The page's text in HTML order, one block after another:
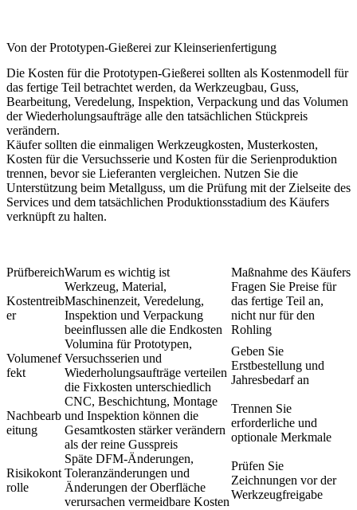
Von der Prototypen-Gießerei zur Kleinserienfertigung
Die Kosten für die Prototypen-Gießerei sollten als Kostenmodell für
das fertige Teil betrachtet werden, da Werkzeugbau, Guss,
Bearbeitung, Veredelung, Inspektion, Verpackung und das Volumen
der Wiederholungsaufträge alle den tatsächlichen Stückpreis
verändern.
Käufer sollten die einmaligen Werkzeugkosten, Musterkosten,
Kosten für die Versuchsserie und Kosten für die Serienproduktion
trennen, bevor sie Lieferanten vergleichen. Nutzen Sie die
Unterstützung beim Metallguss, um die Prüfung mit der Zielseite des
Services und dem tatsächlichen Produktionsstadium des Käufers
verknüpft zu halten.
PrüfbereichWarum es wichtig ist Maßnahme des Käufers
Kostentreib
er
Werkzeug, Material,
Maschinenzeit, Veredelung,
Inspektion und Verpackung
beeinflussen alle die Endkosten
Fragen Sie Preise für
das fertige Teil an,
nicht nur für den
Rohling
Volumenef
fekt
Volumina für Prototypen,
Versuchsserien und
Wiederholungsaufträge verteilen
die Fixkosten unterschiedlich
Geben Sie
Erstbestellung und
Jahresbedarf an
Nachbearb
eitung
CNC, Beschichtung, Montage
und Inspektion können die
Gesamtkosten stärker verändern
als der reine Gusspreis
Trennen Sie
erforderliche und
optionale Merkmale
Risikokont
rolle
Späte DFM-Änderungen,
Toleranzänderungen und
Änderungen der Oberfläche
verursachen vermeidbare Kosten
Prüfen Sie
Zeichnungen vor der
Werkzeugfreigabe